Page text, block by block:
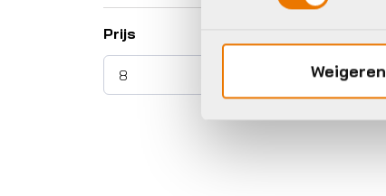
Weigeren
Prijs